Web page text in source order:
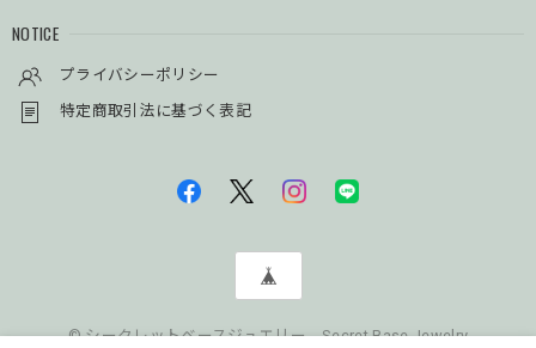
NOTICE
プライバシーポリシー
特定商取引法に基づく表記
© シークレットベースジュエリー Secret Base Jewelry